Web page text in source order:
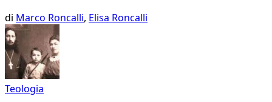
di Marco Roncalli, Elisa Roncalli
Teologia